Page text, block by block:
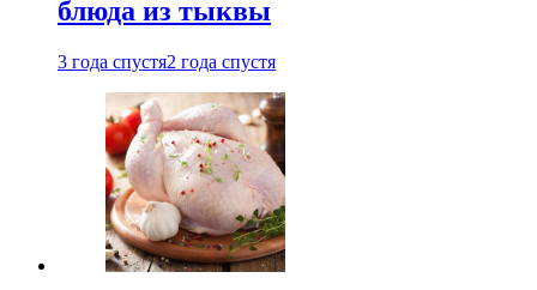
блюда из тыквы
3 года спустя2 года спустя